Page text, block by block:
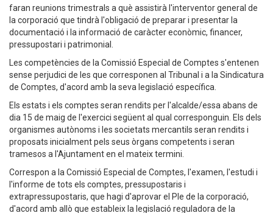
faran reunions trimestrals a què assistirà l'interventor general de
la corporació que tindrà l'obligació de preparar i presentar la
documentació i la informació de caràcter econòmic, financer,
pressupostari i patrimonial.
Les competències de la Comissió Especial de Comptes s'entenen
sense perjudici de les que corresponen al Tribunal i a la Sindicatura
de Comptes, d'acord amb la seva legislació específica.
Els estats i els comptes seran rendits per l'alcalde/essa abans de
dia 15 de maig de l'exercici següent al qual corresponguin. Els dels
organismes autònoms i les societats mercantils seran rendits i
proposats inicialment pels seus òrgans competents i seran
tramesos a l'Ajuntament en el mateix termini.
Correspon a la Comissió Especial de Comptes, l'examen, l'estudi i
l'informe de tots els comptes, pressupostaris i
extrapressupostaris, que hagi d'aprovar el Ple de la corporació,
d'acord amb allò que estableix la legislació reguladora de la